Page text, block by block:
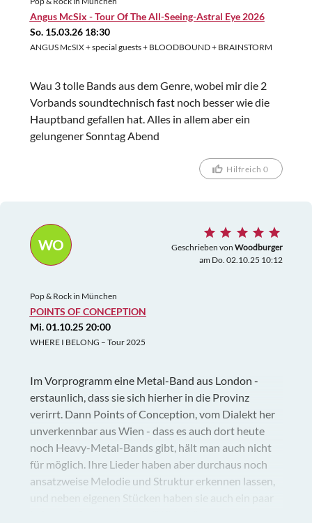
Angus McSix - Tour Of The All-Seeing-Astral Eye 2026
So. 15.03.26 18:30
ANGUS McSIX + special guests + BLOODBOUND + BRAINSTORM
Wau 3 tolle Bands aus dem Genre, wobei mir die 2
Vorbands soundtechnisch fast noch besser wie die
Hauptband gefallen hat. Alles in allem aber ein
gelungener Sonntag Abend
Hilfreich 0
WO Geschrieben von Woodburger
am Do. 02.10.25 10:12
Pop & Rock in München
POINTS OF CONCEPTION
Mi. 01.10.25 20:00
WHERE I BELONG – Tour 2025
Im Vorprogramm eine Metal-Band aus London -
erstaunlich, dass sie sich hierher in die Provinz
verirrt. Dann Points of Conception, vom Dialekt her
unverkennbar aus Wien - dass es auch dort heute
noch Heavy-Metal-Bands gibt, hält man auch nicht
für möglich. Ihre Lieder haben aber durchaus noch
ansatzweise Melodie und Struktur erkennen lassen,
und neben eigenen Stücken haben sie auch ein paar